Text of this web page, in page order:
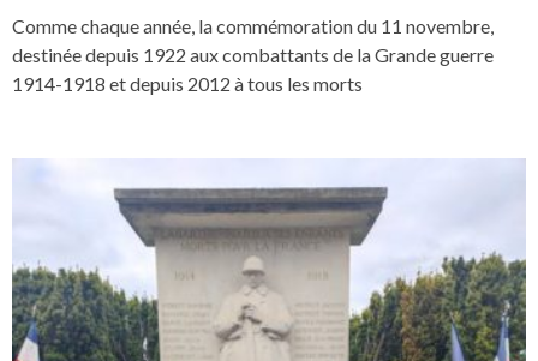
Comme chaque année, la commémoration du 11 novembre,
destinée depuis 1922 aux combattants de la Grande guerre
1914-1918 et depuis 2012 à tous les morts